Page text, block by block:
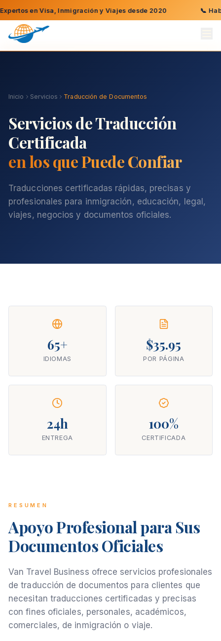
en Visa, Inmigración y Viajes desde 2020 Hable
Inicio Servicios Traducción de Documentos
Servicios de Traducción
Certificada
en los que Puede Confiar
Traducciones certificadas rápidas, precisas y
profesionales para inmigración, educación, legal,
viajes, negocios y documentos oficiales.
65+
IDIOMAS
$35.95
POR PÁGINA
24h
ENTREGA
100%
CERTIFICADA
RESUMEN
Apoyo Profesional para Sus
Documentos Oficiales
Van Travel Business ofrece servicios profesionales
de traducción de documentos para clientes que
necesitan traducciones certificadas y precisas
con fines oficiales, personales, académicos,
comerciales, de inmigración o viaje.